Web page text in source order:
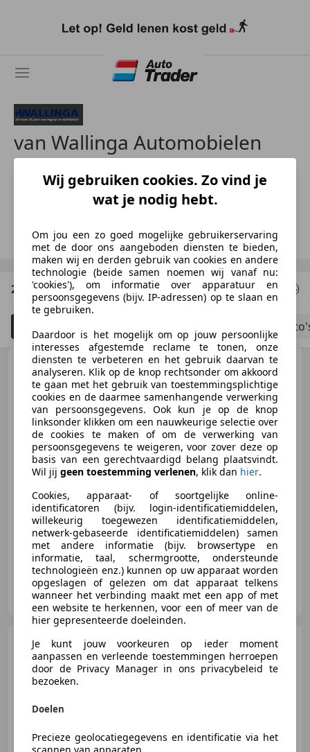
naar
van Wallinga Automobielen
NL-2022 EA HAARLEM
Erwin van Wallinga
Toon nummer
2 Resultaten voor uw zoekopdracht
BMW 330 3-serie 330i
Dynamic Executive automaat navi
airco
€ 3.950
06/2005 301.050 km Benzine
190 kW (258 PK)
van Wallinga Automobielen
NL-2022 EA HAARLEM
BMW 7457-serie 745i
Executive Full options org
Nederlands
Wij gebruiken cookies. Zo vind je
wat je nodig hebt.
Om jou een zo goed mogelijke gebruikerservaring
met de door ons aangeboden diensten te bieden,
maken wij en derden gebruik van cookies en andere
technologie (beide samen noemen wij vanaf nu:
'cookies'), om informatie over apparatuur en
persoonsgegevens (bijv. IP-adressen) op te slaan en
te gebruiken.
Daardoor is het mogelijk om op jouw persoonlijke
interesses afgestemde reclame te tonen, onze
diensten te verbeteren en het gebruik daarvan te
analyseren. Klik op de knop rechtsonder om akkoord
te gaan met het gebruik van toestemmingsplichtige
cookies en de daarmee samenhangende verwerking
van persoonsgegevens. Ook kun je op de knop
linksonder klikken om een nauwkeurige selectie over
de cookies te maken of om de verwerking van
persoonsgegevens te weigeren, voor zover deze op
basis van een gerechtvaardigd belang plaatsvindt.
Wil jij geen toestemming verlenen, klik dan hier.
Cookies, apparaat- of soortgelijke online-
identificatoren (bijv. login-identificatiemiddelen,
willekeurig toegewezen identificatiemiddelen,
netwerk-gebaseerde identificatiemiddelen) samen
met andere informatie (bijv. browsertype en
informatie, taal, schermgrootte, ondersteunde
technologieën enz.) kunnen op uw apparaat worden
opgeslagen of gelezen om dat apparaat telkens
wanneer het verbinding maakt met een app of met
een website te herkennen, voor een of meer van de
hier gepresenteerde doeleinden.
Je kunt jouw voorkeuren op ieder moment
aanpassen en verleende toestemmingen herroepen
door de Privacy Manager in ons privacybeleid te
bezoeken.
Doelen
Precieze geolocatiegegevens en identificatie via het